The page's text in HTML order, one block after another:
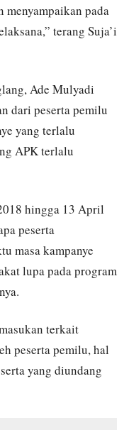
menyampaikan pada
terang Suja’i
Ade Mulyadi
dari peserta pemilu
yang terlalu
APK terlalu
hingga 13 April
peserta
masa kampanye
lupa pada program
terkait
peserta pemilu, hal
yang diundang